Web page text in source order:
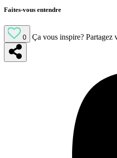
Faites-vous entendre
0 Ça vous inspire? Partagez